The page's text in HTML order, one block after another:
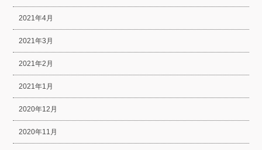
2021年4月
2021年3月
2021年2月
2021年1月
2020年12月
2020年11月